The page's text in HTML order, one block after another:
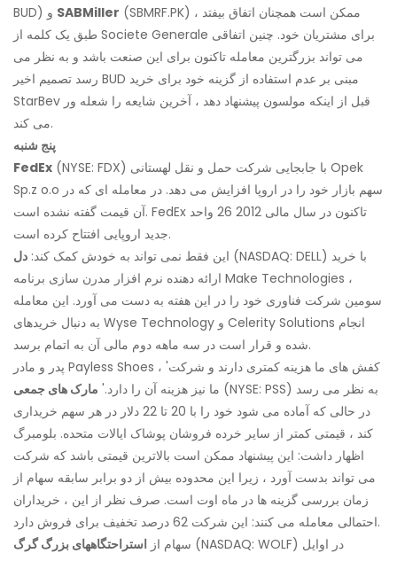
SABMiller (SBMRF.PK) ممکن است همچنان اتفاق بیفتد ،
طبق یک کلمه از Societe Generale برای مشتریان خود. چنین اتفاقی
می تواند بزرگترین معامله تاکنون برای این صنعت باشد و به نظر می
رسد تصمیم اخیر BUD مبنی بر عدم استفاده از گزینه خود برای خرید
StarBev قبل از اینکه مولسون پیشنهاد دهد ، آخرین شایعه را شعله ور
می کند.
پنج شنبه
FedEx (NYSE: FDX) با جابجایی شرکت حمل و نقل لهستانی Opek
Sp.z o.o سهم بازار خود را در اروپا افزایش می دهد. در معامله ای که در
آن قیمت گفته نشده است. FedEx تاکنون در سال مالی 2012 26 واحد
جدید اروپایی افتتاح کرده است.
این فقط نمی تواند به خودش کمک کند: دل
(NASDAQ: DELL) با خرید
ارائه دهنده نرم افزار مدرن سازی برنامه Make Technologies ،
سومین شرکت فناوری خود را در این هفته به دست می آورد. این معامله
به دنبال خریدهای Wyse Technology و Celerity Solutions انجام
شده و قرار است در سه ماهه دوم مالی آن به اتمام برسد.
پدر و مادر Payless Shoes ، 'کفش های ما هزینه کمتری دارند و شرکت
ما نیز هزینه آن را دارد.' مارک های جمعی
(NYSE: PSS) به نظر می رسد
در حالی که آماده می شود خود را با 20 تا 22 دلار در هر سهم خریداری
کند ، قیمتی کمتر از سایر خرده فروشان پوشاک ایالات متحده. بلومبرگ
اظهار داشت: این پیشنهاد ممکن است بالاترین قیمتی باشد که شرکت
می تواند بدست آورد ، زیرا این محدوده بیش از دو برابر سابقه سهام از
زمان بررسی گزینه ها در ماه اوت است. صرف نظر از این ، خریداران
احتمالی معامله می کنند: این شرکت 62 درصد تخفیف برای فروش دارد.
سهام از استراحتگاههای بزرگ گرگ
(NASDAQ: WOLF) در اوایل